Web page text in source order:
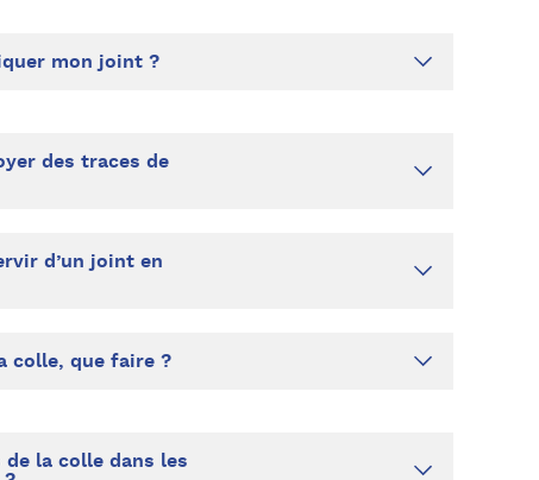
mon joint ?
des traces de
d’un joint en
colle, que faire ?
la colle dans les